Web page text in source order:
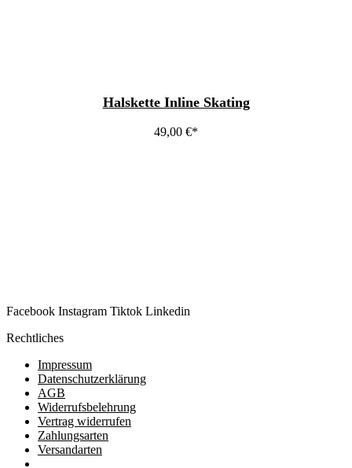
Halskette Inline Skating
49,00 €
Facebook Instagram Tiktok Linkedin
Rechtliches
Impressum
Datenschutzerklärung
AGB
Widerrufsbelehrung
Vertrag widerrufen
Zahlungsarten
Versandarten